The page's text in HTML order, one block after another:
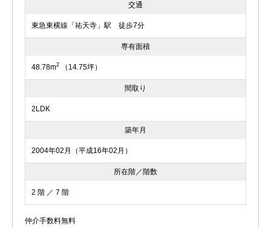
交通
東急東横線「祐天寺」駅 徒歩7分
専有面積
48.78m2 （14.75坪）
間取り
2LDK
築年月
2004年02月（平成16年02月）
所在階／階数
2 階 ／ 7 階
仲介手数料無料